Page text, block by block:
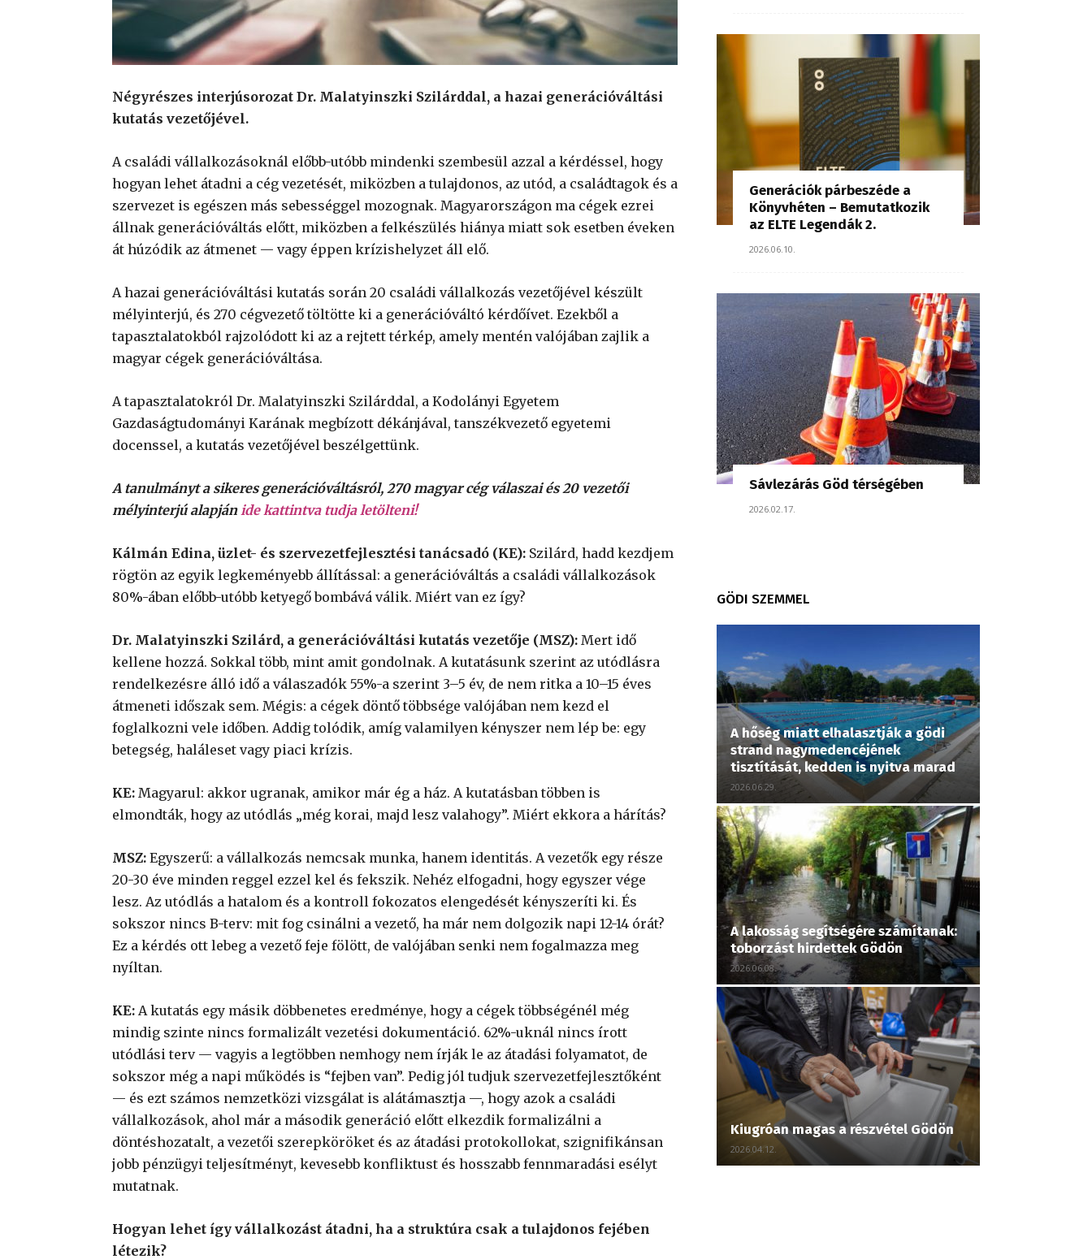
Négyrészes interjúsorozat Dr. Malatyinszki Szilárddal, a hazai generációváltási
kutatás vezetőjével.
A családi vállalkozásoknál előbb-utóbb mindenki szembesül azzal a kérdéssel, hogy
hogyan lehet átadni a cég vezetését, miközben a tulajdonos, az utód, a családtagok és a
szervezet is egészen más sebességgel mozognak. Magyarországon ma cégek ezrei
állnak generációváltás előtt, miközben a felkészülés hiánya miatt sok esetben éveken
át húzódik az átmenet — vagy éppen krízishelyzet áll elő.
A hazai generációváltási kutatás során 20 családi vállalkozás vezetőjével készült
mélyinterjú, és 270 cégvezető töltötte ki a generációváltó kérdőívet. Ezekből a
tapasztalatokból rajzolódott ki az a rejtett térkép, amely mentén valójában zajlik a
magyar cégek generációváltása.
A tapasztalatokról Dr. Malatyinszki Szilárddal, a Kodolányi Egyetem
Gazdaságtudományi Karának megbízott dékánjával, tanszékvezető egyetemi
docenssel, a kutatás vezetőjével beszélgettünk.
A tanulmányt a sikeres generációváltásról, 270 magyar cég válaszai és 20 vezetői
mélyinterjú alapján ide kattintva tudja letölteni!
Kálmán Edina, üzlet- és szervezetfejlesztési tanácsadó (KE): Szilárd, hadd kezdjem
rögtön az egyik legkeményebb állítással: a generációváltás a családi vállalkozások
80%-ában előbb-utóbb ketyegő bombává válik. Miért van ez így?
Dr. Malatyinszki Szilárd, a generációváltási kutatás vezetője (MSZ): Mert idő
kellene hozzá. Sokkal több, mint amit gondolnak. A kutatásunk szerint az utódlásra
rendelkezésre álló idő a válaszadók 55%-a szerint 3–5 év, de nem ritka a 10–15 éves
átmeneti időszak sem. Mégis: a cégek döntő többsége valójában nem kezd el
foglalkozni vele időben. Addig tolódik, amíg valamilyen kényszer nem lép be: egy
betegség, haláleset vagy piaci krízis.
KE: Magyarul: akkor ugranak, amikor már ég a ház. A kutatásban többen is
elmondták, hogy az utódlás „még korai, majd lesz valahogy”. Miért ekkora a hárítás?
MSZ: Egyszerű: a vállalkozás nemcsak munka, hanem identitás. A vezetők egy része
20-30 éve minden reggel ezzel kel és fekszik. Nehéz elfogadni, hogy egyszer vége
lesz. Az utódlás a hatalom és a kontroll fokozatos elengedését kényszeríti ki. És
sokszor nincs B-terv: mit fog csinálni a vezető, ha már nem dolgozik napi 12-14 órát?
Ez a kérdés ott lebeg a vezető feje fölött, de valójában senki nem fogalmazza meg
nyíltan.
KE: A kutatás egy másik döbbenetes eredménye, hogy a cégek többségénél még
mindig szinte nincs formalizált vezetési dokumentáció. 62%-uknál nincs írott
utódlási terv — vagyis a legtöbben nemhogy nem írják le az átadási folyamatot, de
sokszor még a napi működés is “fejben van”. Pedig jól tudjuk szervezetfejlesztőként
— és ezt számos nemzetközi vizsgálat is alátámasztja —, hogy azok a családi
vállalkozások, ahol már a második generáció előtt elkezdik formalizálni a
döntéshozatalt, a vezetői szerepköröket és az átadási protokollokat, szignifikánsan
jobb pénzügyi teljesítményt, kevesebb konfliktust és hosszabb fennmaradási esélyt
mutatnak.
Hogyan lehet így vállalkozást átadni, ha a struktúra csak a tulajdonos fejében
létezik?
Generációk párbeszéde a
Könyvhéten – Bemutatkozik
az ELTE Legendák 2.
2026.06.10.
Sávlezárás Göd térségében
2026.02.17.
GÖDI SZEMMEL
A hőség miatt elhalasztják a gödi
strand nagymedencéjének
tisztítását, kedden is nyitva marad
2026.06.29.
A lakosság segítségére számítanak:
toborzást hirdettek Gödön
2026.06.08.
Kiugróan magas a részvétel Gödön
2026.04.12.